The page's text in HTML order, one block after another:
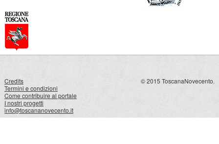
Credits
Termini e condizioni
Come contribuire al portale
I nostri progetti
info@toscananovecento.it
© 2015 ToscanaNovecento.